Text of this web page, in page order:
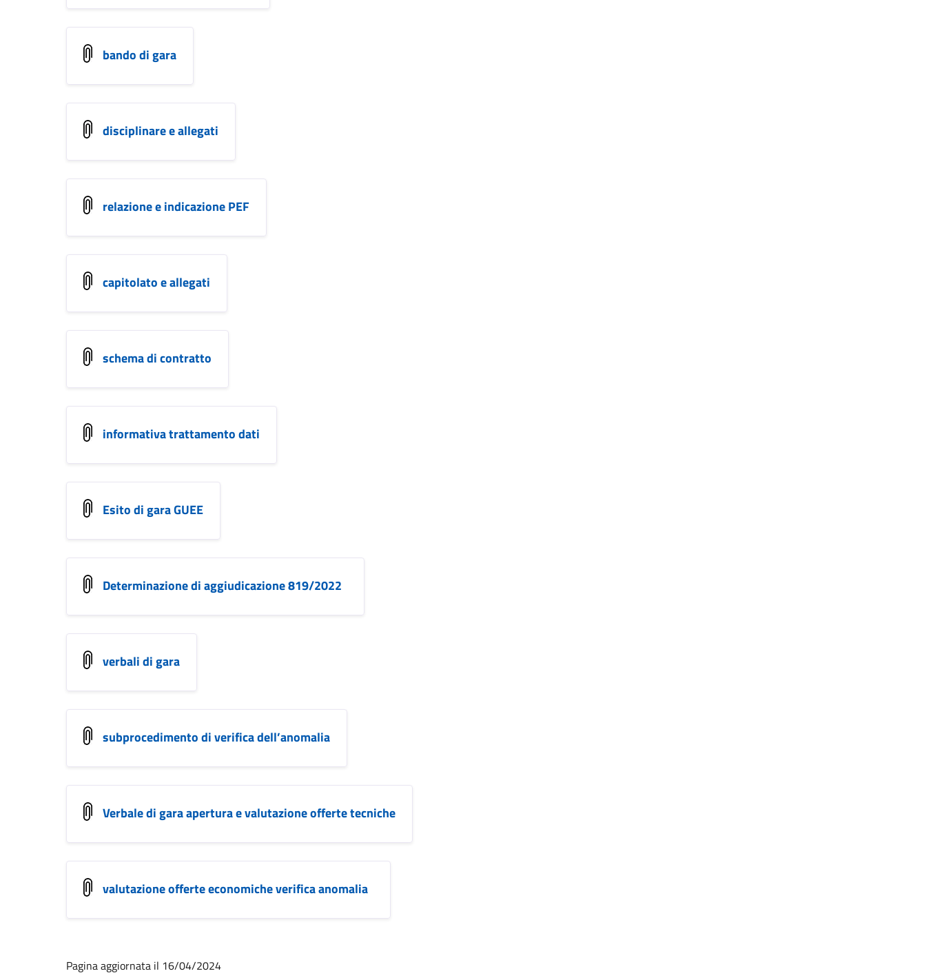
bando di gara
disciplinare e allegati
relazione e indicazione PEF
capitolato e allegati
schema di contratto
informativa trattamento dati
Esito di gara GUEE
Determinazione di aggiudicazione 819/2022
verbali di gara
subprocedimento di verifica dell’anomalia
Verbale di gara apertura e valutazione offerte tecniche
valutazione offerte economiche verifica anomalia
Pagina aggiornata il 16/04/2024